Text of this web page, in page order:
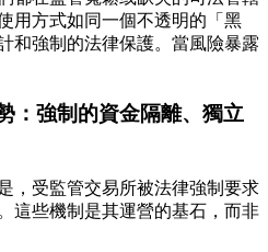
用方式如同一個不透明的「黑
和強制的法律保護。當風險暴露
：強制的資金隔離、獨立
，受監管交易所被法律強制要求
這些機制是其運營的基石，而非